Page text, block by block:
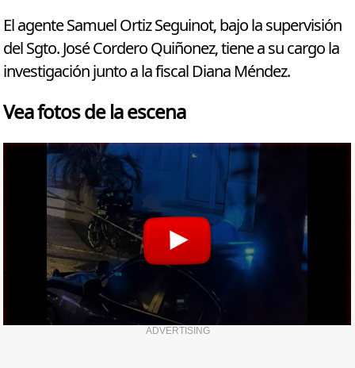
El agente Samuel Ortiz Seguinot, bajo la supervisión
del Sgto. José Cordero Quiñonez, tiene a su cargo la
investigación junto a la fiscal Diana Méndez.
Vea fotos de la escena
ADVERTISING